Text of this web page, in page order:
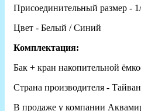
Присоединительный размер -
Цвет - Белый / Синий
Комплектация:
Бак + кран накопительной
Страна производителя -
В продаже у компании